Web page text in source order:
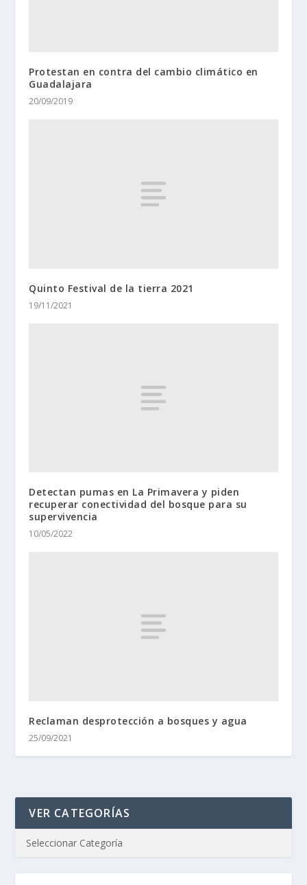
Protestan en contra del cambio climático en
Guadalajara
20/09/2019
Quinto Festival de la tierra 2021
19/11/2021
Detectan pumas en La Primavera y piden
recuperar conectividad del bosque para su
supervivencia
10/05/2022
Reclaman desprotección a bosques y agua
25/09/2021
VER CATEGORÍAS